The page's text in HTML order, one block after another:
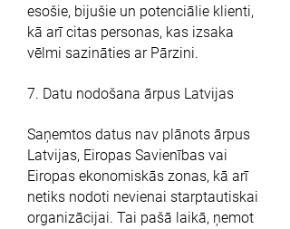
esošie, bijušie un potenciālie klienti,
kā arī citas personas, kas izsaka
vēlmi sazināties ar Pārzini.
7. Datu nodošana ārpus Latvijas
Saņemtos datus nav plānots ārpus
Latvijas, Eiropas Savienības vai
Eiropas ekonomiskās zonas, kā arī
netiks nodoti nevienai starptautiskai
organizācijai. Tai pašā laikā, ņemot